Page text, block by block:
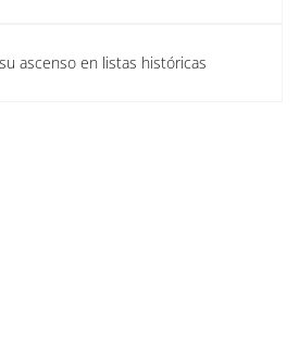
ascenso en listas históricas